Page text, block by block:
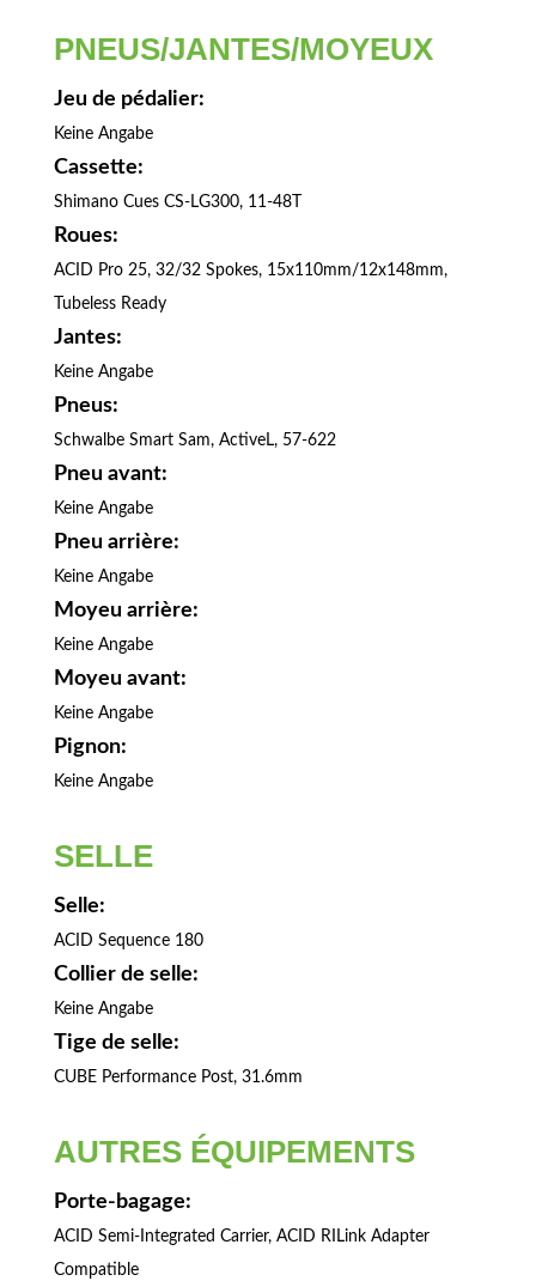
PNEUS/JANTES/MOYEUX
Jeu de pédalier:
Keine Angabe
Cassette:
Shimano Cues CS-LG300, 11-48T
Roues:
ACID Pro 25, 32/32 Spokes, 15x110mm/12x148mm,
Tubeless Ready
Jantes:
Keine Angabe
Pneus:
Schwalbe Smart Sam, ActiveL, 57-622
Pneu avant:
Keine Angabe
Pneu arrière:
Keine Angabe
Moyeu arrière:
Keine Angabe
Moyeu avant:
Keine Angabe
Pignon:
Keine Angabe
SELLE
Selle:
ACID Sequence 180
Collier de selle:
Keine Angabe
Tige de selle:
CUBE Performance Post, 31.6mm
AUTRES ÉQUIPEMENTS
Porte-bagage:
ACID Semi-Integrated Carrier, ACID RILink Adapter
Compatible